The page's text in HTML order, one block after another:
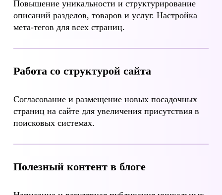
Повышение уникальности и структурирование
описаний разделов, товаров и услуг. Настройка
мета-тегов для всех страниц.
Работа со структурой сайта
Согласование и размещение новых посадочных
страниц на сайте для увеличения присутствия в
поисковых системах.
Полезный контент в блоге